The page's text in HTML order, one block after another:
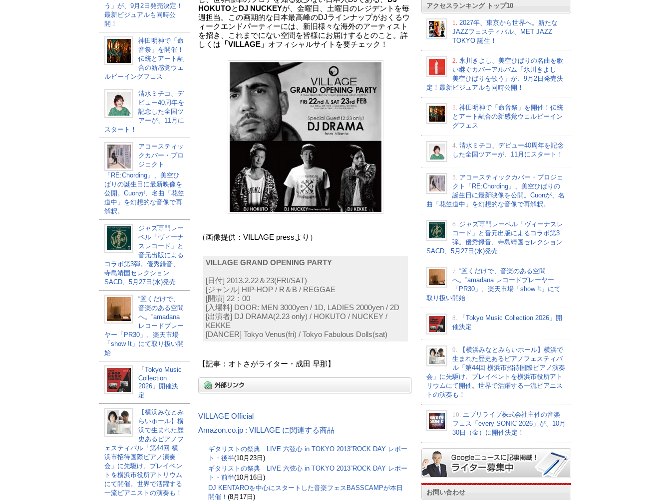
う」が、9月2日発売決定！
最新ビジュアルも同時公
開！
神田明神で「命
音祭」を開催！
伝統とアート融
合の新感覚ウェ
ルビーイングフェス
清水ミチコ、デ
ビュー40周年を
記念した全国ツ
アーが、11月に
スタート！
アコースティッ
クカバー・プロ
ジェクト
「RE:Chording」、美空ひ
ばりの誕生日に最新映像を
公開。Cuonが、名曲「花笠
道中」を幻想的な音像で再
解釈。
ジャズ専門レー
ベル「ヴィーナ
スレコード」と
音元出版による
コラボ第3弾。優秀録音、
寺島靖国セレクション
SACD、5月27日(水)発売
“置くだけで、
音楽のある空間
へ。”amadana
レコードプレー
ヤー「PR30」、楽天市場
「show !t」にて取り扱い開
始
「Tokyo Music
Collection
2026」開催決
定
【横浜みなとみ
らいホール】横
浜で生まれた歴
史あるピアノフ
ェスティバル「第44回 横
浜市招待国際ピアノ演奏
会」に先駆け、プレイベン
トを横浜市役所アトリウム
にて開催。世界で活躍する
一流ピアニストの演奏も！
HOKUTOと DJ NUCKEYが、金曜日、土曜日のレジデントを毎
週担当。この画期的な日本最高峰のDJラインナップがおくるウ
ィークエンドパーティーには、新旧様々な海外のアーティスト
を招き、これまでにない空間を皆様にお届けするとのこと。詳
しくは 「VILLAGE」 オフィシャルサイトを要チェック！
（画像提供：VILLAGE pressより）
VILLAGE GRAND OPENING PARTY
[日付] 2013.2.22＆23(FRI/SAT)
[ジャンル] HIP-HOP / R＆B / REGGAE
[開演] 22：00
[入場料] DOOR: MEN 3000yen / 1D, LADIES 2000yen / 2D
[出演者] DJ DRAMA(2.23 only) / HOKUTO / NUCKEY /
KEKKE
[DANCER] Tokyo Venus(fri) / Tokyo Fabulous Dolls(sat)
【記事：オトさがライター・成田 早那】
VILLAGE Official
Amazon.co.jp : VILLAGE に関連する商品
ギタリストの祭典 LIVE 六弦心 in TOKYO 2013”ROCK DAY レポー
ト・後半(10月23日)
ギタリストの祭典 LIVE 六弦心 in TOKYO 2013”ROCK DAY レポー
ト・前半(10月16日)
DJ KENTAROを中心にスタートした音楽フェスBASSCAMPが本日
開催！ (8月17日)
アクセスランキング トップ10
1.
2027年、東京から世界へ。新たな
JAZZフェスティバル、MET JAZZ
TOKYO 誕生！
2. 氷川きよし、美空ひばりの名曲を歌
い継ぐカバーアルバム「氷川きよし
美空ひばりを歌う」が、9月2日発売決
定！最新ビジュアルも同時公開！
3. 神田明神で「命音祭」を開催！伝統
とアート融合の新感覚ウェルビーイン
グフェス
4. 清水ミチコ、デビュー40周年を記念
した全国ツアーが、11月にスタート！
5. アコースティックカバー・プロジェ
クト「RE:Chording」、美空ひばりの
誕生日に最新映像を公開。Cuonが、名
曲「花笠道中」を幻想的な音像で再解釈。
6. ジャズ専門レーベル「ヴィーナスレ
コード」と音元出版によるコラボ第3
弾。優秀録音、寺島靖国セレクション
SACD、5月27日(水)発売
7. “置くだけで、音楽のある空間
へ。”amadana レコードプレーヤー
「PR30」、楽天市場「show !t」にて
取り扱い開始
8.
「Tokyo Music Collection 2026」開
催決定
9.
【横浜みなとみらいホール】横浜で
生まれた歴史あるピアノフェスティバ
ル「第44回 横浜市招待国際ピアノ演奏
会」に先駆け、プレイベントを横浜市役所アト
リウムにて開催。世界で活躍する一流ピアニス
トの演奏も！
10. エブリライブ株式会社主催の音楽
フェス「every SONIC 2026」が、10月
30日（金）に開催決定！
お問い合わせ